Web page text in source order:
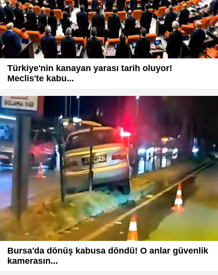
Türkiye'nin kanayan yarası tarih oluyor!
Meclis'te kabu...
Bursa'da dönüş kabusa döndü! O anlar güvenlik
kamerasın...